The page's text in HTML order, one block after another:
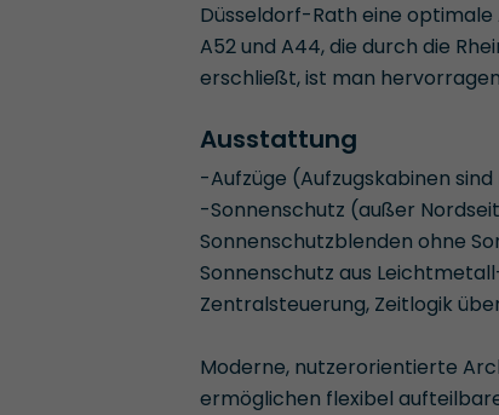
Düsseldorf-Rath eine
A52 und A44, die durch die
erschließt, ist man
Ausstattung
-Aufzüge (Aufzugskabinen
-Sonnenschutz (außer
Sonnenschutzblenden ohne
Sonnenschutz aus
Zentralsteuerung, Zeitlogik
Moderne, nutzerorientierte
ermöglichen flexibel